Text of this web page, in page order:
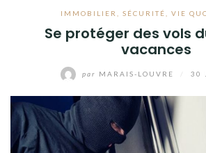
IMMOBILIER SÉCURITÉ VIE
Se protéger des vols
vacances
par MARAIS-LOUVRE 30